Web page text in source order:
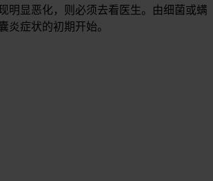
明显恶化，则必须去看医生。由细菌或螨
症状的初期开始。